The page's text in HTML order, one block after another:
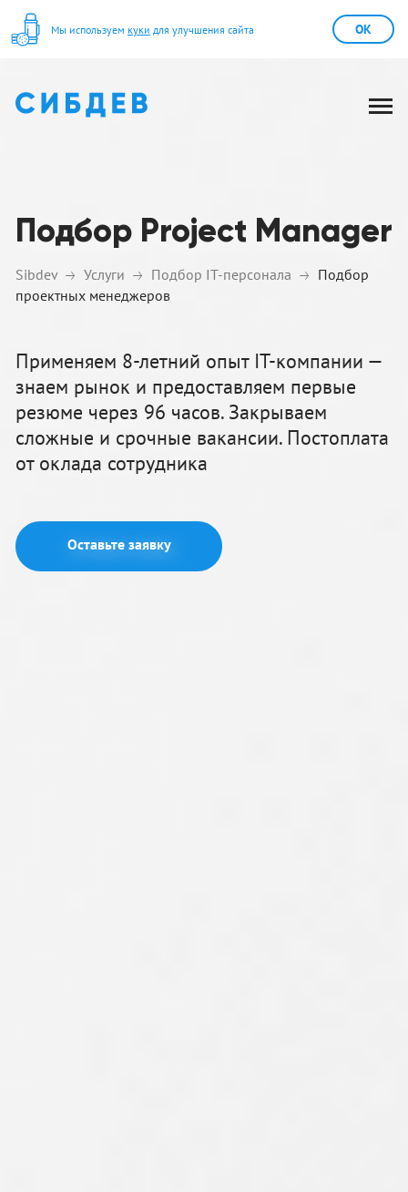
Мы используем куки для улучшения сайта OK
Подбор Project Manager
Sibdev Услуги Подбор IT-персонала
Подбор
проектных менеджеров
Применяем 8-летний опыт IT-компании —
знаем рынок и предоставляем первые
резюме через 96 часов. Закрываем
сложные и срочные вакансии. Постоплата
от оклада сотрудника
Оставьте заявку